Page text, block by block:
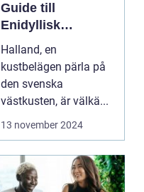
Guide till
Enidyllisk
Semestervistelse
Halland, en
kustbelägen pärla på
den svenska
västkusten, är välkä...
13 november 2024